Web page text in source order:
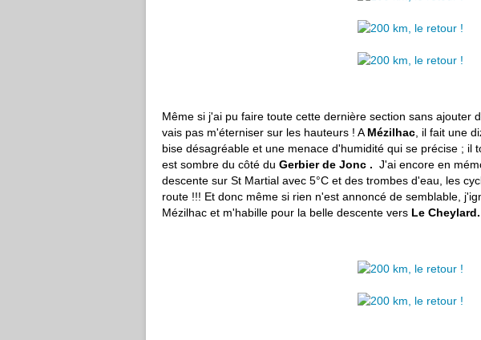
Même si j'ai pu faire toute cette dernière section sans ajouter
vais pas m'éterniser sur les hauteurs ! A Mézilhac , il fait une
bise désagréable et une menace d'humidité qui se précise ; il
est sombre du côté du Gerbier de Jonc . J'ai encore en
descente sur St Martial avec 5°C et des trombes d'eau, les
route !!! Et donc même si rien n'est annoncé de semblable,
Mézilhac et m'habille pour la belle descente vers Le Cheylard.